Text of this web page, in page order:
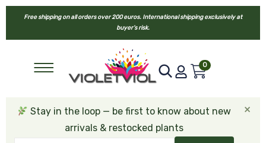
Free shipping on all orders over 200 euros. International shipping exclusively at
buyer’s risk.
0
Stay in the loop — be first to know about new
arrivals & restocked plants
×